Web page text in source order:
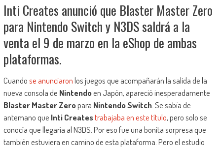
Inti Creates anunció que Blaster Master Zero
para Nintendo Switch y N3DS saldrá a la
venta el 9 de marzo en la eShop de ambas
plataformas.
Cuandose anunciaronlos juegos que acompañarán la salida de la
nueva consola de Nintendoen Japón, apareció inesperadamente
Blaster Master Zeropara Nintendo Switch. Se sabía de
antemano que Inti Createstrabajaba en este título, pero solo se
conocía que llegaría al N3DS. Por eso fue una bonita sorpresa que
también estuviera en camino de esta plataforma. Pero el estudio